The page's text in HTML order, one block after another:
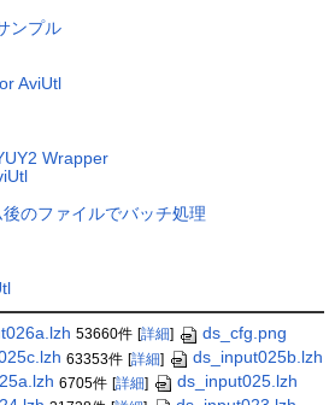
ンプル
AviUtl
Wrapper
のファイルでバッチ処理
53660件 詳細 ds_cfg.png
63353件 [詳細] ds_input025b.lzh
6705件 [詳細] ds_input025.lzh